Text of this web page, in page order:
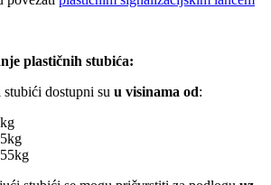
plastičnih stubića:
dostupni su u visinama od: